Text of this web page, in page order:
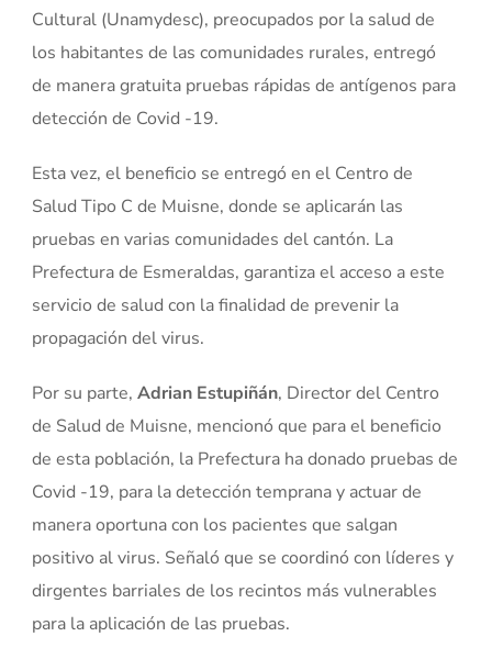
Cultural (Unamydesc), preocupados por la salud de
los habitantes de las comunidades rurales, entregó
de manera gratuita pruebas rápidas de antígenos para
detección de Covid -19.
Esta vez, el beneficio se entregó en el Centro de
Salud Tipo C de Muisne, donde se aplicarán las
pruebas en varias comunidades del cantón. La
Prefectura de Esmeraldas, garantiza el acceso a este
servicio de salud con la finalidad de prevenir la
propagación del virus.
Por su parte,Adrian Estupiñán, Director del Centro
de Salud de Muisne, mencionó que para el beneficio
de esta población, la Prefectura ha donado pruebas de
Covid -19, para la detección temprana y actuar de
manera oportuna con los pacientes que salgan
positivo al virus. Señaló que se coordinó con líderes y
dirgentes barriales de los recintos más vulnerables
para la aplicación de las pruebas.